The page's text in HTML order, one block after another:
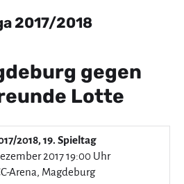
2017/2018
gegen
Lotte
2018, 19. Spieltag
2017 19:00 Uhr
Arena, Magdeburg